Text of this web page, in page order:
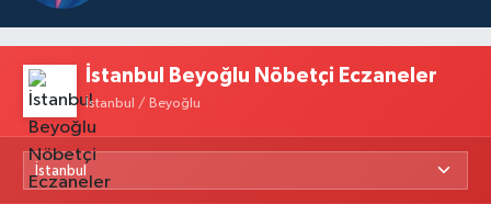
İstanbul Beyoğlu Nöbetçi Eczaneler
İstanbul / Beyoğlu